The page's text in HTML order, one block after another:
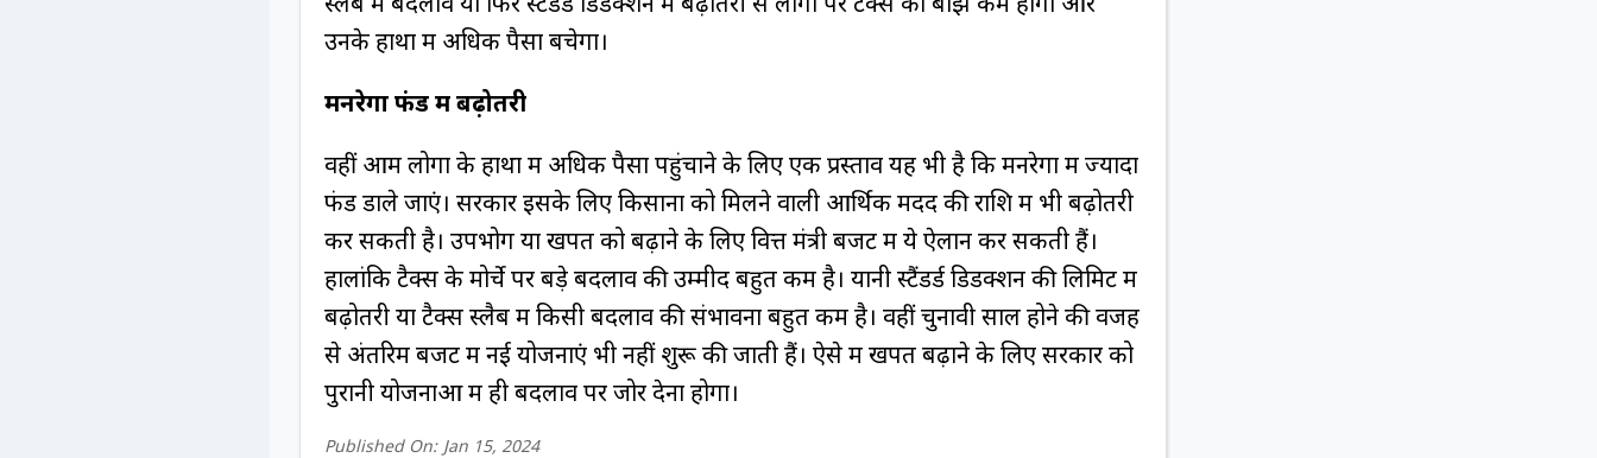
उनके हाथों में अधिक पैसा बचेगा।
मनरेगा फंड में बढ़ोतरी
वहीं आम लोगों के हाथों में अधिक पैसा पहुंचाने के लिए एक प्रस्ताव यह भी है कि मनरेगा में ज्यादा
फंड डाले जाएं। सरकार इसके लिए किसानों को मिलने वाली आर्थिक मदद की राशि में भी बढ़ोतरी
कर सकती है। उपभोग या खपत को बढ़ाने के लिए वित्त मंत्री बजट में ये ऐलान कर सकती हैं।
हालांकि टैक्स के मोर्चे पर बड़े बदलाव की उम्मीद बहुत कम है। यानी स्टैंडर्ड डिडक्शन की लिमिट में
बढ़ोतरी या टैक्स स्लैब में किसी बदलाव की संभावना बहुत कम है। वहीं चुनावी साल होने की वजह
से अंतरिम बजट में नई योजनाएं भी नहीं शुरू की जाती हैं। ऐसे में खपत बढ़ाने के लिए सरकार को
पुरानी योजनाओं में ही बदलाव पर जोर देना होगा।
Published On: Jan 15, 2024